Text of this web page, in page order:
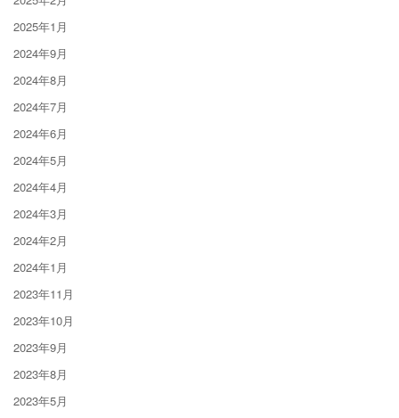
2025年1月
2024年9月
2024年8月
2024年7月
2024年6月
2024年5月
2024年4月
2024年3月
2024年2月
2024年1月
2023年11月
2023年10月
2023年9月
2023年8月
2023年5月